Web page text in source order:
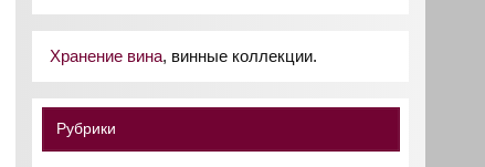
Хранение вина, винные коллекции.
Рубрики